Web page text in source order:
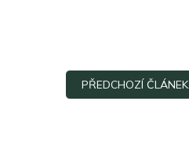
PŘEDCHOZÍ ČLÁNEK